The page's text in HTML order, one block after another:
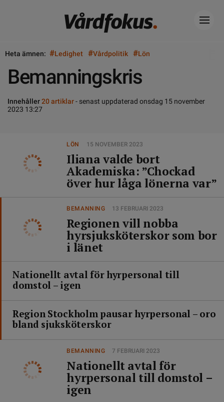
Heta ämnen: #Ledighet #Vårdpolitik #Lön
Bemanningskris
Innehåller20 artiklar- senast uppdaterad onsdag 15 november
2023 13:27
LÖN 15 NOVEMBER 2023
Iliana valde bort
Akademiska: ”Chockad
över hur låga lönerna var”
BEMANNING 13 FEBRUARI 2023
Regionen vill nobba
hyrsjuksköterskor som bor
i länet
Nationellt avtal för hyrpersonal till
domstol – igen
Region Stockholm pausar hyrpersonal – oro
bland sjuksköterskor
BEMANNING 7 FEBRUARI 2023
Nationellt avtal för
hyrpersonal till domstol –
igen